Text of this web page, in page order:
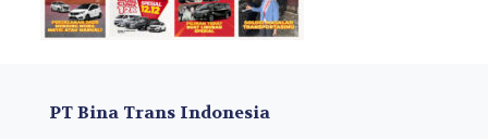
PT Bina Trans Indonesia